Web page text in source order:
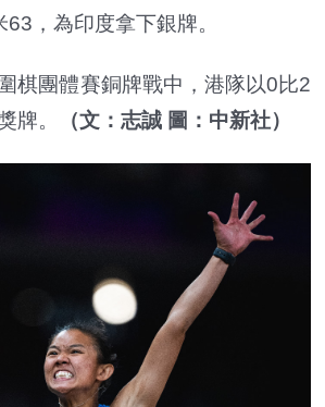
，為印度拿下銀牌。
棋團體賽銅牌戰中，港隊以0比2
牌。
（文：志誠 圖：中新社）